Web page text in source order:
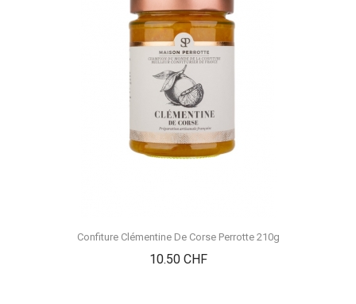
Confiture Clémentine De Corse Perrotte 210g
10.50 CHFPrix